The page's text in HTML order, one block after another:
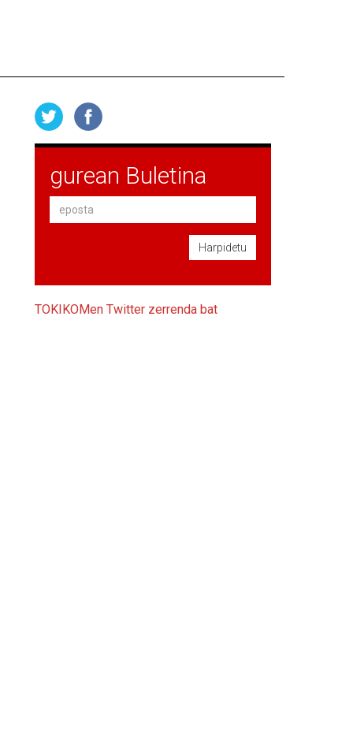
gurean Buletina
Harpidetu
TOKIKOMen Twitter zerrenda bat